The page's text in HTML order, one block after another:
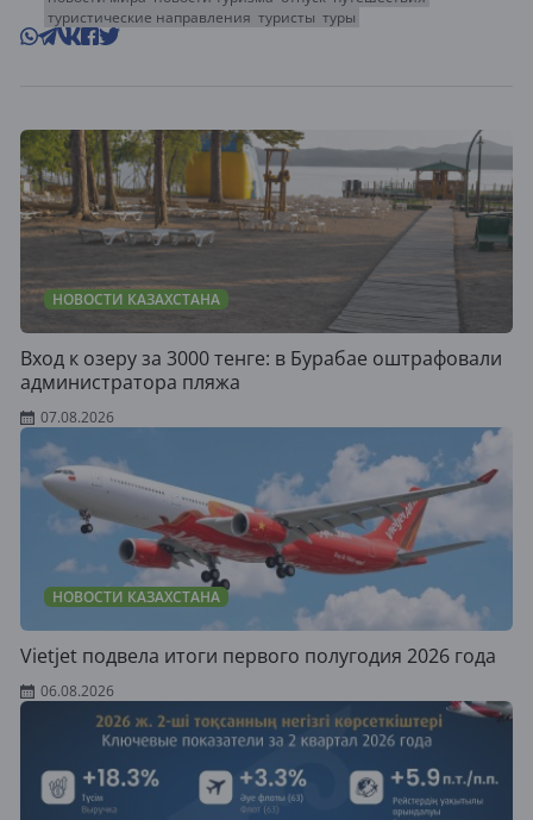
туристические направления туристы туры
НОВОСТИ КАЗАХСТАНА
Вход к озеру за 3000 тенге: в Бурабае оштрафовали
администратора пляжа
07.08.2026
НОВОСТИ КАЗАХСТАНА
Vietjet подвела итоги первого полугодия 2026 года
06.08.2026